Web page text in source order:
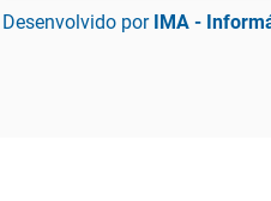
Desenvolvido por IMA -